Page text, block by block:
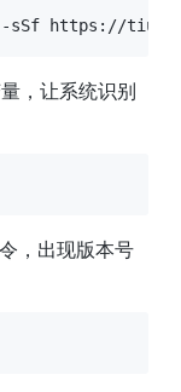
https://tiup-
，让系统识别
，出现版本号